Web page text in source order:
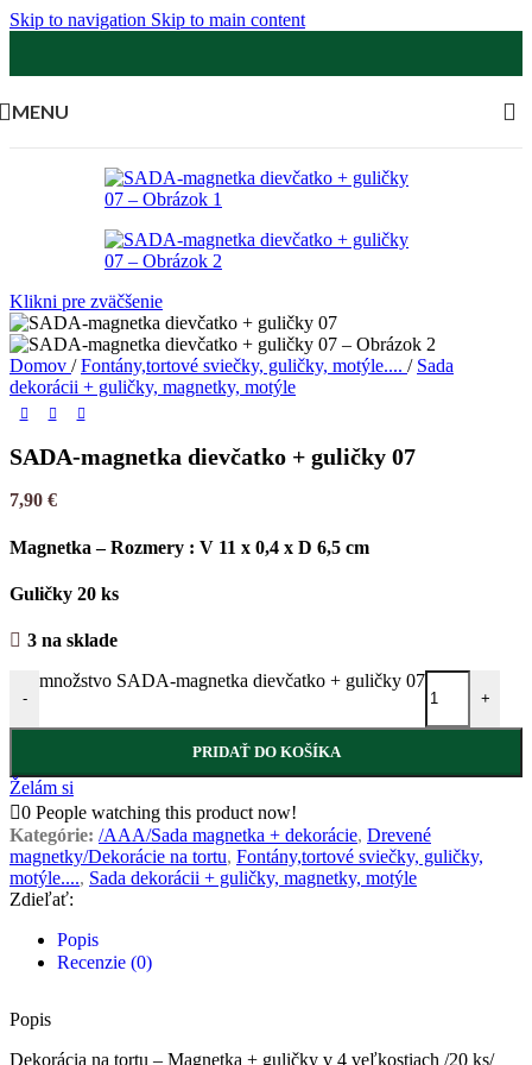
Skip to navigation Skip to main content
MENU
Klikni pre zväčšenie
Domov / Fontány,tortové sviečky, guličky, motýle.... / Sada
dekorácii + guličky, magnetky, motýle
SADA-magnetka dievčatko + guličky 07
7,90 €
Magnetka – Rozmery : V 11 x 0,4 x D 6,5 cm
Guličky 20 ks
3 na sklade
-
množstvo SADA-magnetka dievčatko + guličky 07
+
PRIDAŤ DO KOŠÍKA
Želám si
0 People watching this product now!
Kategórie: /AAA/Sada magnetka + dekorácie, Drevené
magnetky/Dekorácie na tortu, Fontány,tortové sviečky, guličky,
motýle...., Sada dekorácii + guličky, magnetky, motýle
Zdieľať:
Popis
Recenzie (0)
Popis
Dekorácia na tortu – Magnetka + guličky v 4 veľkostiach /20 ks/